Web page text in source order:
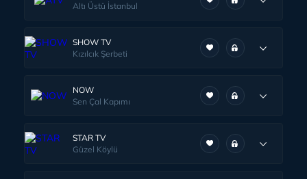
Altı Üstü İstanbul
SHOW TV
Kızılcık Şerbeti
NOW
Sen Çal Kapımı
STAR TV
Güzel Köylü